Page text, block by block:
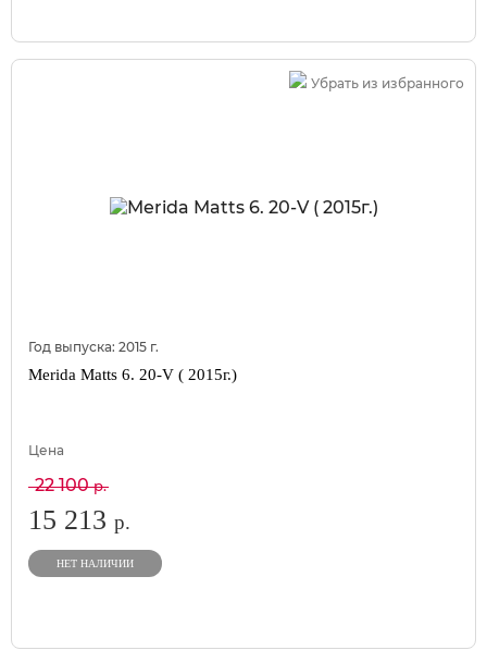
Убрать из избранного
Год выпуска: 2015 г.
Merida Matts 6. 20-V ( 2015г.)
Цена
22 100р.
15 213 р.
НЕТ НАЛИЧИИ